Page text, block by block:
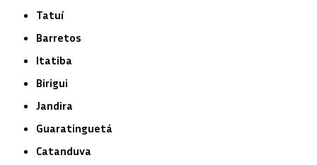
Tatuí
Barretos
Itatiba
Birigui
Jandira
Guaratinguetá
Catanduva